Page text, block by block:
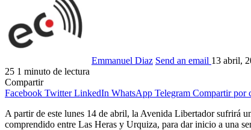
Emmanuel Diaz Send an email 13 abril,
25 1 minuto de lectura
Compartir
Facebook Twitter LinkedIn WhatsApp Telegram Compartir por
A partir de este lunes 14 de abril, la Avenida Libertador sufrirá
comprendido entre Las Heras y Urquiza, para dar inicio a una